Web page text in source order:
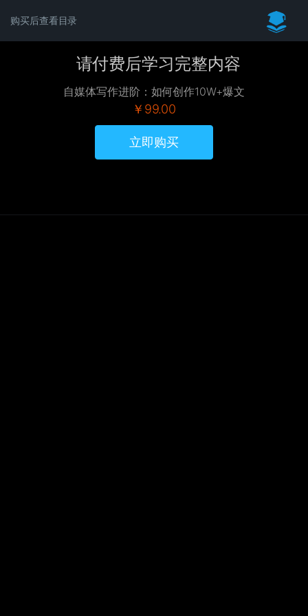
购买后查看目录
请付费后学习完整内容
自媒体写作进阶：如何创作10W+爆文
￥99.00
立即购买